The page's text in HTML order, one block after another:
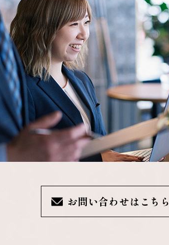
お問い合わせはこちら